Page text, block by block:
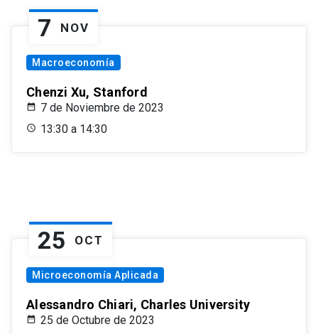
7 NOV
Macroeconomía
Chenzi Xu, Stanford
7 de Noviembre de 2023
13:30 a 14:30
25 OCT
Microeconomía Aplicada
Alessandro Chiari, Charles University
25 de Octubre de 2023